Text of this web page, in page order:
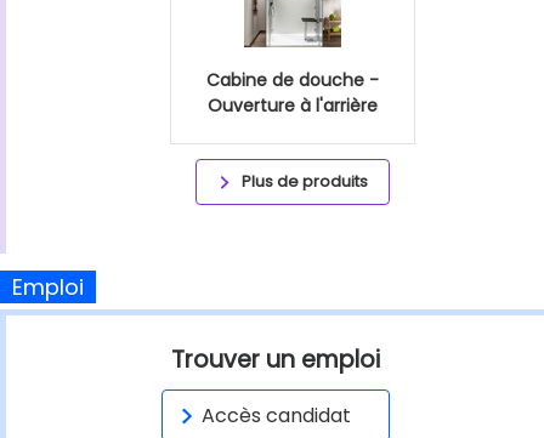
Cabine de douche -
Ouverture à l'arrière
Plus de produits
Emploi
Trouver un emploi
Accès candidat